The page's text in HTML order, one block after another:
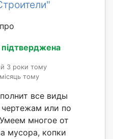
підтверджена
3 роки тому
тому
все виды
или по
многое от
мусора, копки